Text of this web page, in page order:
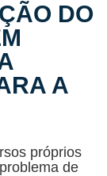
DO
A
próprios
de